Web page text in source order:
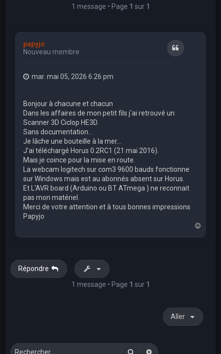
1 message • Page 1 sur 1
papyjo
Nouveau membre
Citation
mar. mai 05, 2026 6:26 pm
Bonjour à chacune et chacun
Dans les affaires de mon petit fils j'ai retrouvé un
Scanner 3D Ciclop HE3D.
Sans documentation...
Je lâche une bouteille à la mer...
J'ai téléchargé Horus 0.2RC1 (21 mai 2016).
Mais je coince pour la mise en route.
La webcam logitech sur com3 9600 bauds fonctionne
sur Windows mais est au abonnés absent sur Horus.
Et L'AVR board (Arduino ou BT ATmega ) ne reconnait
pas mon matériel.
Merci de votre attention et à tous bonnes impressions
Papyjo
a
Répondre
1 message • Page 1 sur 1
Aller
RechercherRecherche avancée